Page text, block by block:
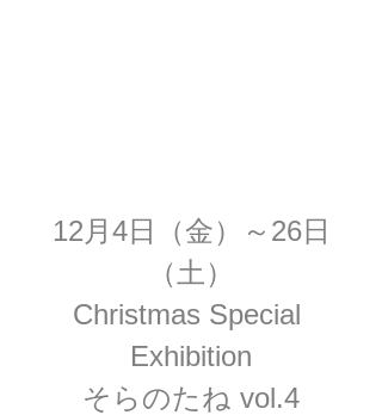
12月4日（金）～26日
（土）
Christmas Special
Exhibition
そらのたね vol.4